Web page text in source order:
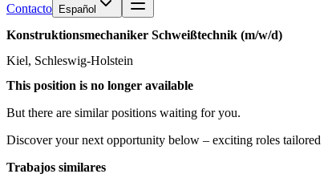
Contacto Español
Konstruktionsmechaniker Schweißtechnik (m/w/d)
Kiel, Schleswig-Holstein
This position is no longer available
But there are similar positions waiting for you.
Discover your next opportunity below – exciting roles
Trabajos similares